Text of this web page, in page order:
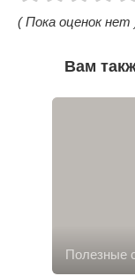
( Пока оценок нет
Вам
Полезные